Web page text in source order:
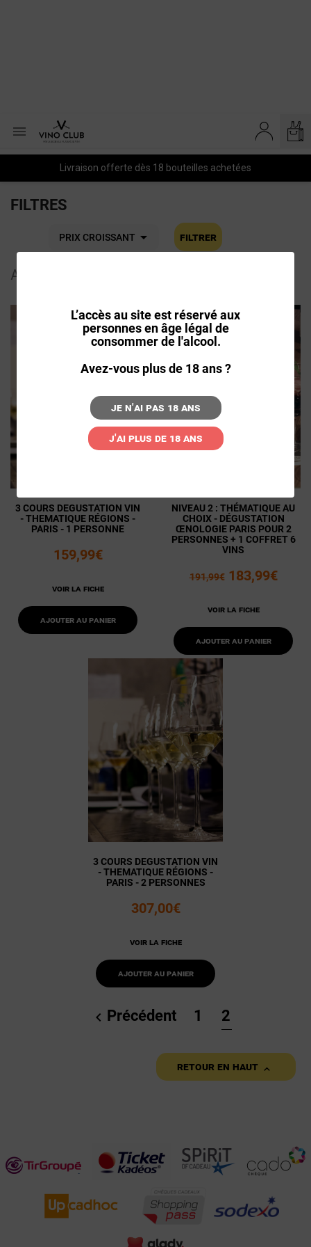
L’accès au site est réservé aux
personnes en âge légal de
consommer de l'alcool.
Avez-vous plus de 18 ans ?
Je n'ai pas 18 ans
J'ai plus de 18 ans

Livraison offerte dès 18 bouteilles achetées
FILTRES
PRIX CROISSANT  Filtrer
Affichage 13-15 de 15 article(s)
3 COURS DEGUSTATION VIN
- THEMATIQUE RÉGIONS -
PARIS - 1 PERSONNE
159,99€
Voir la fiche
Ajouter au panier
NIVEAU 2 : THÉMATIQUE AU
CHOIX - DÉGUSTATION
ŒNOLOGIE PARIS POUR 2
PERSONNES + 1 COFFRET 6
VINS
191,99€ 183,99€
Voir la fiche
Ajouter au panier
3 COURS DEGUSTATION VIN
- THEMATIQUE RÉGIONS -
PARIS - 2 PERSONNES
307,00€
Voir la fiche
Ajouter au panier
 Précédent 1 2
Retour en haut 